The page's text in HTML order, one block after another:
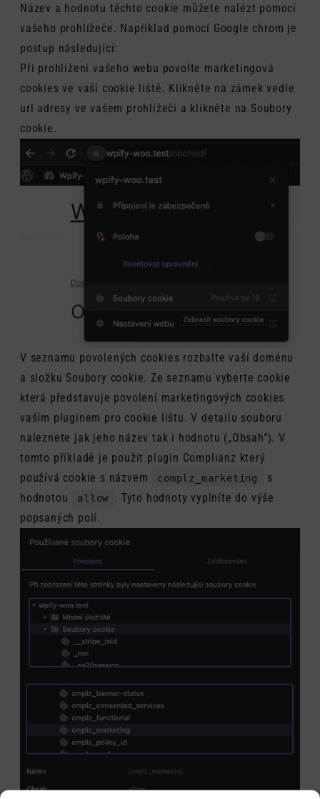
Název a hodnotu těchto cookie můžete nalézt pomocí
vašeho prohlížeče. Například pomocí Google chrom je
postup následující:
Při prohlížení vašeho webu povolte marketingová
cookies ve vaší cookie liště. Klikněte na zámek vedle
url adresy ve vašem prohlížeči a klikněte na Soubory
cookie.
V seznamu povolených cookies rozbalte vaší doménu
a složku Soubory cookie. Ze seznamu vyberte cookie
která představuje povolení marketingových cookies
vaším pluginem pro cookie lištu. V detailu souboru
naleznete jak jeho název tak i hodnotu („Obsah“). V
tomto příkladě je použit plugin Complianz který
používá cookie s názvem
complz_marketing
s
hodnotou
allow
. Tyto hodnoty vyplníte do výše
popsaných polí.